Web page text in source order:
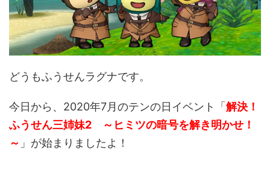
どうもふうせんラグナです。
今日から、2020年7月のテンの日イベント「 解決！
ふうせん三姉妹2 ～ヒミツの暗号を解き明かせ！
～ 」が始まりましたよ！